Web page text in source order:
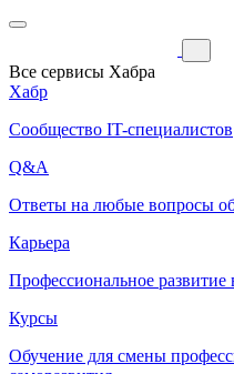
Все сервисы Хабра
Хабр
Сообщество IT-специалистов
Q&A
Ответы на любые вопросы
Карьера
Профессиональное развитие
Курсы
Обучение для смены